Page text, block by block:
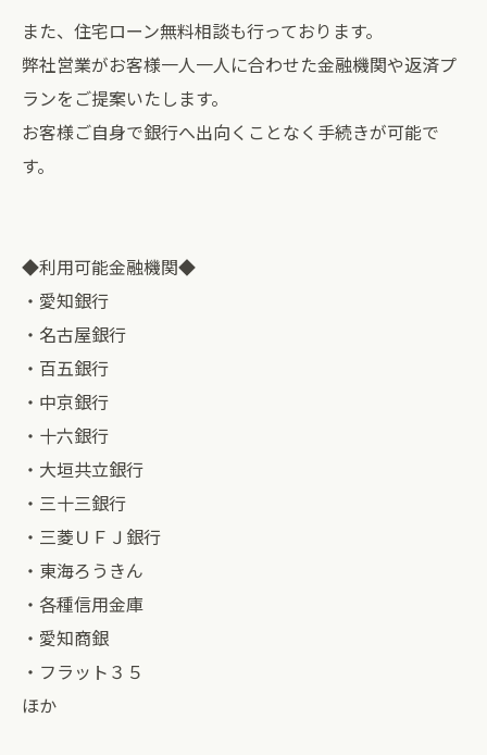
また、住宅ローン無料相談も行っております。
弊社営業がお客様一人一人に合わせた金融機関や返済プ
ランをご提案いたします。
お客様ご自身で銀行へ出向くことなく手続きが可能で
す。
◆利用可能金融機関◆
・愛知銀行
・名古屋銀行
・百五銀行
・中京銀行
・十六銀行
・大垣共立銀行
・三十三銀行
・三菱ＵＦＪ銀行
・東海ろうきん
・各種信用金庫
・愛知商銀
・フラット３５
ほか